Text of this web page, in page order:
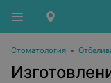
Стоматология •